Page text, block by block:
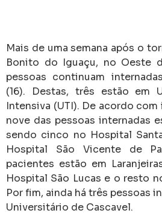
Mais de uma semana após o
Bonito do Iguaçu, no Oeste
pessoas continuam
(16). Destas, três estão em
Intensiva (UTI). De acordo
nove das pessoas internadas
sendo cinco no Hospital
Hospital São Vicente de
pacientes estão em
Hospital São Lucas e o resto
Por fim, ainda há três pessoas
Universitário de Cascavel.